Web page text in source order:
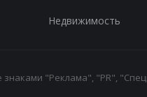
Недвижимость
"Реклама", "PR",